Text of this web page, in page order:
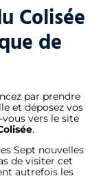
Colisée
de
par prendre
et déposez vos
vers le site
.
Sept nouvelles
de visiter cet
autrefois les